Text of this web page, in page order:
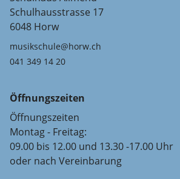
Schulhausstrasse 17
6048 Horw
musikschule@horw.ch
041 349 14 20
Öffnungszeiten
Öffnungszeiten
Montag - Freitag:
09.00 bis 12.00 und 13.30 -17.00 Uhr
oder nach Vereinbarung